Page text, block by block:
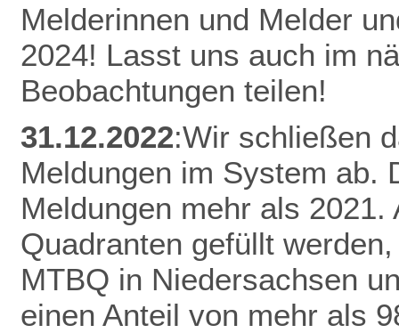
Melderinnen und Melder
2024! Lasst uns auch im
Beobachtungen teilen!
31.12.2022:Wir schließen
Meldungen im System ab.
Meldungen mehr als 2021.
Quadranten gefüllt
MTBQ in Niedersachsen
einen Anteil von mehr als